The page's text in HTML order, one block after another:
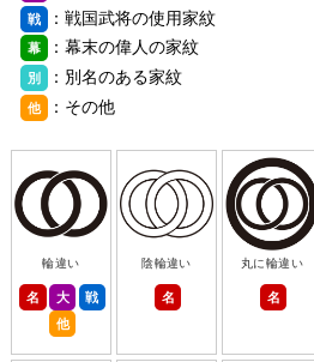
戦 ：戦国武将の使用家紋
幕 ：幕末の偉人の家紋
別 ：別名のある家紋
他 ：その他
輪違い
名 大
戦
他
陰輪違い
名
丸に輪違い
名